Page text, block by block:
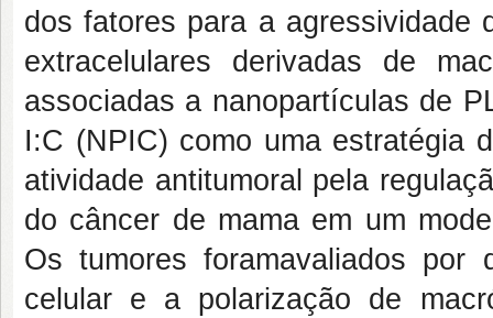
dos fatores para a agressividade
extracelulares derivadas de
associadas a nanopartículas de
I:C (NPIC) como uma estratégia
atividade antitumoral pela
do câncer de mama em um
Os tumores foramavaliados por
celular e a polarização de